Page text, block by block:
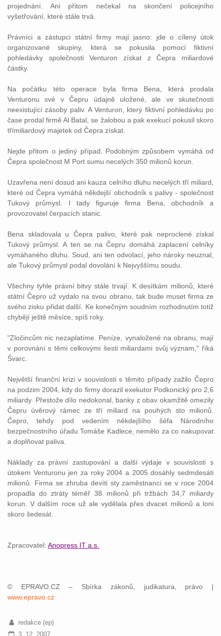
projednání. Ani přitom nečekal na skončení policejního
vyšetřování, které stále trvá.
Právníci a zástupci státní firmy mají jasno: jde o cílený útok
organizované skupiny, která se pokusila pomocí fiktivní
pohledávky společnosti Venturon získat z Čepra miliardové
částky.
Na počátku této operace byla firma Bena, která prodala
Venturonu své v Čepru údajně uložené, ale ve skutečnosti
neexistující zásoby paliv. A Venturon, který fiktivní pohledávku po
čase prodal firmě Al Batal, se žalobou a pak exekucí pokusil skoro
třímiliardový majetek od Čepra získat.
Nejde přitom o jediný případ. Podobným způsobem vymáhá od
Čepra společnost M Port sumu necelých 350 milionů korun.
Uzavřena není dosud ani kauza celního dluhu necelých tří miliard,
které od Čepra vymáhá někdejší obchodník s palivy - společnost
Tukový průmysl. I tady figuruje firma Bena, obchodník a
provozovatel čerpacích stanic.
Bena skladovala u Čepra palivo, které pak neproclené získal
Tukový průmysl. A ten se na Čepru domáhá zaplacení celníky
vymáhaného dluhu. Soud , ani ten odvolací , jeho nároky neuznal,
ale Tukový průmysl podal dovolání k Nejvyššímu soudu
Všechny tyhle právníbitvy stále trvají. K desítkám milionů, které
státní Čepro už vydalo na svou obranu, tak bude muset firma ze
svého zisku přidat další. Ke konečnýmsoudním rozhodnutím totiž
chybějí ještě měsíce, spíš roky.
"Zločincům nic nezaplatíme. Peníze, vynaložené na obranu, mají
v porovnání s těmi celkovými šesti miliardami svůj význam," říká
Švarc.
Největší finanční krizi v souvislosti s těmito případy zažilo Čepro
na podzim 2004, kdy do firmy dorazil exekutor Podkonický pro 2,6
miliardy. Přestože dílo nedokonal, banky z obav okamžitě omezily
Čepru úvěrový rámec ze tří miliard na pouhých sto milionů.
Čepro, tehdy pod vedením někdejšího šéfa Národního
bezpečnostního úřadu Tomáše Kadlece, nemělo za co nakupovat
a doplňovat paliva.
Náklady za právní zastupování a další výdaje v souvislosti s
útokem Venturonu jen za roky 2004 a 2005 dosáhly sedmdesáti
milionů. Firma se zhruba devíti sty zaměstnanci se v roce 2004
propadla do ztráty téměř 38 milionů při tržbách 34,7 miliardy
korun. V dalším roce už ale vydělala přes dvacet milionů a loni
skoro šedesát.
Zpracovatel: Anopress IT a.s.
© EPRAVO.CZ – Sbírka zákonů, judikatura, právo |
www.epravo.cz
redakce (ep)
3. 12. 2007